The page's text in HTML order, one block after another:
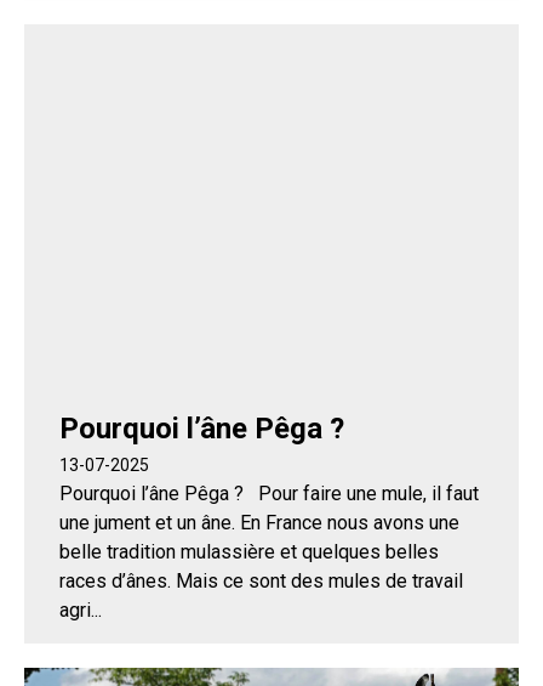
Pourquoi l’âne Pêga ?
13-07-2025
Pourquoi l’âne Pêga ? Pour faire une mule, il faut
une jument et un âne. En France nous avons une
belle tradition mulassière et quelques belles
races d’ânes. Mais ce sont des mules de travail
agri...